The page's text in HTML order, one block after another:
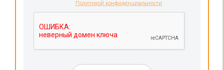
Политикой конфиденциальности